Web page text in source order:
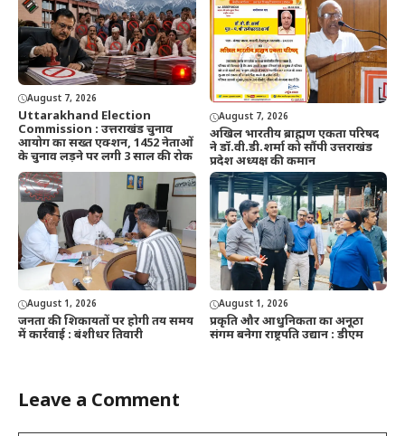
August 7, 2026
Uttarakhand Election
Commission : उत्तराखंड चुनाव
आयोग का सख्त एक्शन, 1452 नेताओं
के चुनाव लड़ने पर लगी 3 साल की रोक
August 7, 2026
अखिल भारतीय ब्राह्मण एकता परिषद
ने डॉ.वी.डी.शर्मा को सौंपी उत्तराखंड
प्रदेश अध्यक्ष की कमान
August 1, 2026
जनता की शिकायतों पर होगी तय समय
में कार्रवाई : बंशीधर तिवारी
August 1, 2026
प्रकृति और आधुनिकता का अनूठा
संगम बनेगा राष्ट्रपति उद्यान : डीएम
Leave a Comment